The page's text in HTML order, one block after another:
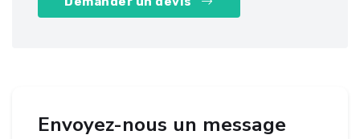
Envoyez-nous un message